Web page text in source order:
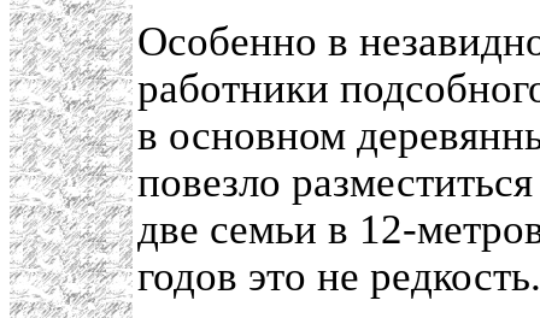
Особенно в
работники
в основном
повезло
две семьи в 12-
годов это не